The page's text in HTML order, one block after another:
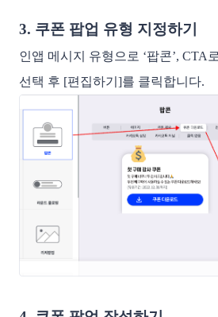
3. 쿠폰 팝업 유형 지정하기
인앱 메시지 유형으로 ‘팝콘’, CTA
선택 후 [편집하기]를 클릭합니다.